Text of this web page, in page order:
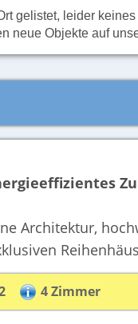
gelistet, leider
neue Objekte auf
Architektur,
4 Zimmer